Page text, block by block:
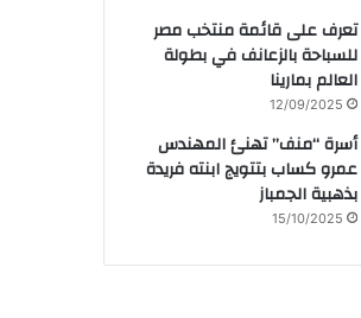
تعرف على قائمة منتخب مصر
للسباحة بالزعانف في بطولة
العالم بمارينا
12/09/2025
أسرة “منف” تهنئ المهندس
عمرو كساب بتتويج ابنته فريدة
بذهبية الجمباز
15/10/2025